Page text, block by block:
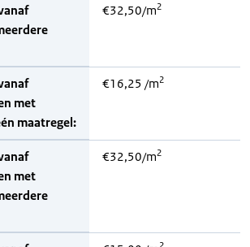
€32,50/m2
met
maatregel:
€16,25 /m2
met
€32,50/m2